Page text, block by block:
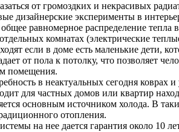
от громоздких и некрасивых
дизайнерские эксперименты в
равномерное распределение
комнатах (электрические
если в доме есть маленькие дети,
от пола к потолку, что позволяет
помещения.
в неактуальных сегодня
для частных домов или квартир
основным источником холода. В
отопления.
на нее дается гарантия около 10